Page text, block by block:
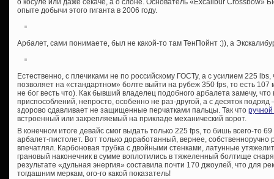
о косуле или даже секаче, а о слоне. Основатель «Excalibur Crossbow»
опыте добычи этого гиганта в 2006 году.
Арбалет, сами понимаете, был не какой-то там ТенПойнт :)), а
Естественно, с плечиками не по российскому ГОСТу, а с усилием 225
позволяет на «стандартном» болте выйти на рубеж 350 fps, то есть
не бог весть что). Как бывший владелец подобного арбалета замечу, что
приспособлений, непросто, особенно не раз-другой, а с десяток подряд
здорово сдавливает не защищенные перчатками пальцы. Так что
встроенный или закрепляемый на прикладе механический ворот.
В конечном итоге девайс смог выдать только 225 fps, то бишь всего-то
арбалет-пистолет. Вот только доработанный, вернее,
впечатлял. Карбоновая трубка с двойными стенками, латунные
грановый наконечник в сумме воплотились в тяжеленный болтище
результате «дульная энергия» составила почти 170 джоулей, что для
тогдашним меркам, ого-го какой показатель!